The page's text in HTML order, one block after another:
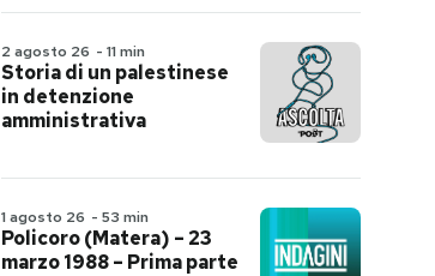
2 agosto 26 - 11 min
Storia di un palestinese
in detenzione
amministrativa
1 agosto 26 - 53 min
Policoro (Matera) – 23
marzo 1988 – Prima parte